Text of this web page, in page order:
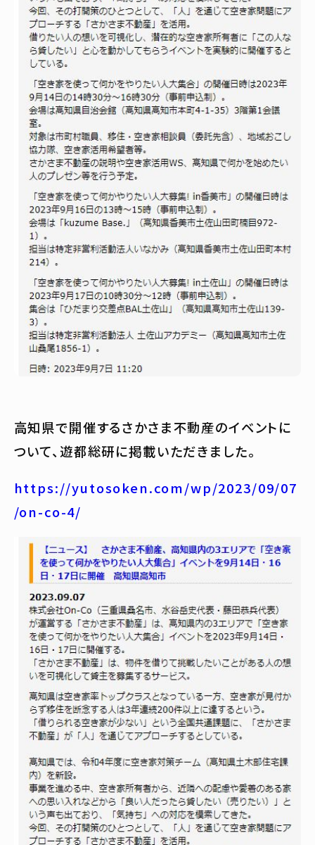
高知県で開催するさかさま不動産のイベントに
ついて、遊都総研に掲載いただきました。
https://yutosoken.com/wp/2023/09/07
/on-co-4/